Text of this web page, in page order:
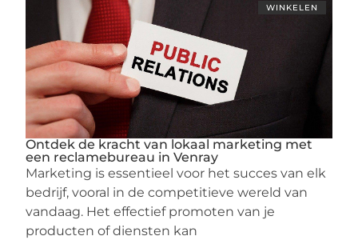
WINKELEN
Ontdek de kracht van lokaal marketing met
een reclamebureau in Venray
Marketing is essentieel voor het succes van elk
bedrijf, vooral in de competitieve wereld van
vandaag. Het effectief promoten van je
producten of diensten kan